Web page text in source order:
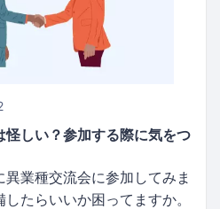
怪しい？参加する際に気をつ
業種交流会に参加してみま
たらいいか困ってますか。